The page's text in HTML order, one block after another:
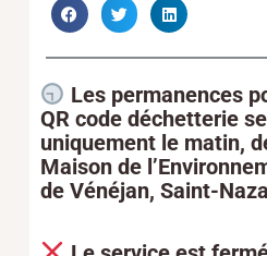
Les permanences
QR code déchetterie
uniquement le matin,
Maison de
de Vénéjan, Saint-